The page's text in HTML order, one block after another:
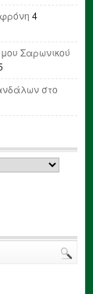
4
Σαρωνικού
στο